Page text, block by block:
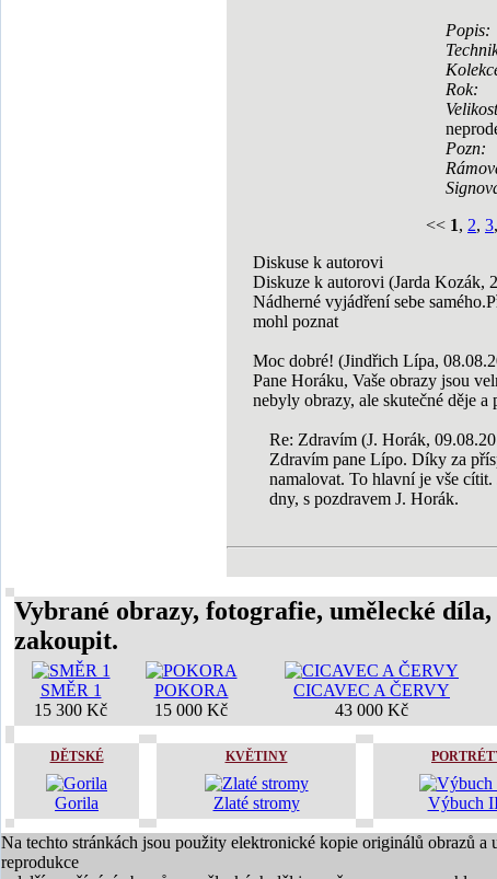
Popis:
Rok:
Pozn:
<< 1, 2, 3,
Diskuse k autorovi
Diskuze k autorovi (Jarda Kozák,
Nádherné vyjádření sebe
mohl poznat
Moc dobré! (Jindřich Lípa,
Pane Horáku, Vaše obrazy jsou
nebyly obrazy, ale skutečné děje
Re: Zdravím (J. Horák,
Zdravím pane Lípo. Díky za
namalovat. To hlavní je vše
dny, s pozdravem J. Horák.
Vybrané obrazy, fotografie, umělecké
zakoupit.
SMĚR 1
15 300 Kč
POKORA
15 000 Kč
CICAVEC A ČERVY
43 000 Kč
DĚTSKÉ
Gorila
KVĚTINY
Zlaté stromy Výbuch
Na techto stránkách jsou použity elektronické kopie originálů obrazů
reprodukce